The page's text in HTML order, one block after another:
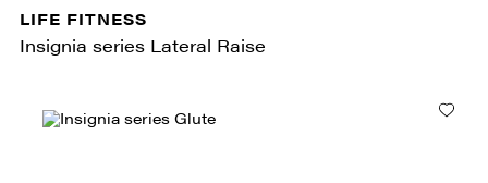
LIFE FITNESS
Insignia series Lateral Raise